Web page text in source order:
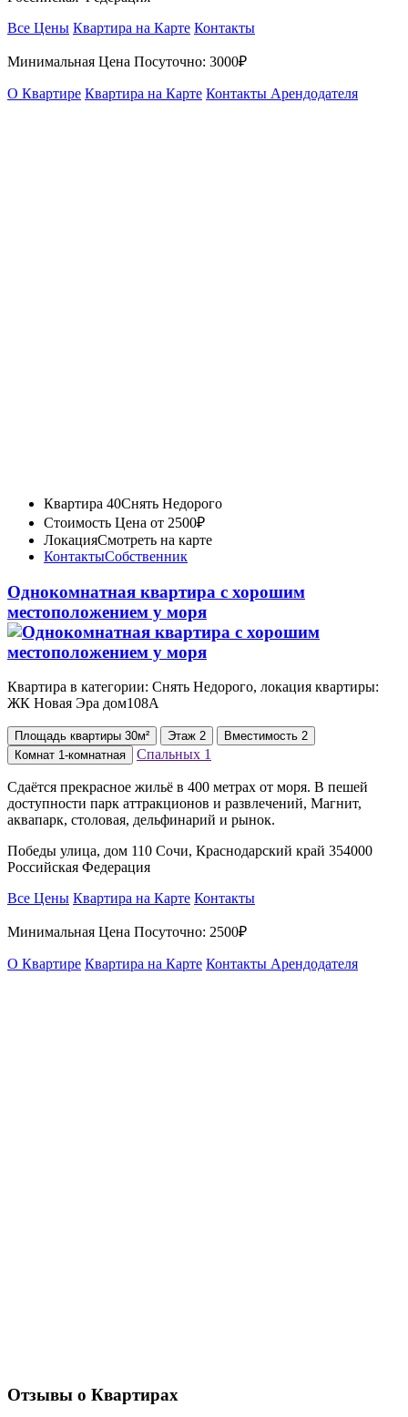
Все Цены Квартира на Карте Контакты
Минимальная Цена Посуточно: 3000₽
О Квартире Квартира на Карте Контакты Арендодателя
Квартира 40Снять Недорого
Стоимость Цена от 2500₽
ЛокацияСмотреть на карте
КонтактыСобственник
Однокомнатная квартира с хорошим
местоположением у моря
Квартира в категории: Снять Недорого, локация квартиры:
ЖК Новая Эра дом108А
Площадь квартиры 30м² Этаж 2 Вместимость 2
Комнат 1-комнатная Спальных 1
Сдаётся прекрасное жильё в 400 метрах от моря. В пешей
доступности парк аттракционов и развлечений, Магнит,
аквапарк, столовая, дельфинарий и рынок.
Победы улица, дом 110 Сочи, Краснодарский край 354000
Российская Федерация
Все Цены Квартира на Карте Контакты
Минимальная Цена Посуточно: 2500₽
О Квартире Квартира на Карте Контакты Арендодателя
Отзывы о Квартирах